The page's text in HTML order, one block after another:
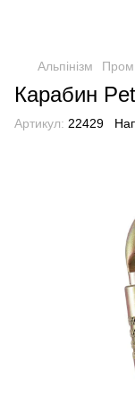
Альпінізм
Карабин
Артикул: 22429